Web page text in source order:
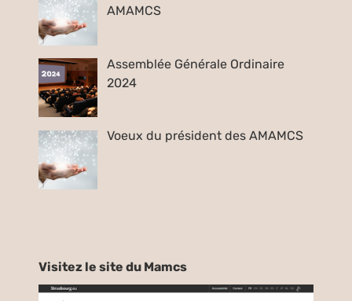
AMAMCS
Assemblée Générale Ordinaire
2024
Voeux du président des AMAMCS
Visitez le site du Mamcs